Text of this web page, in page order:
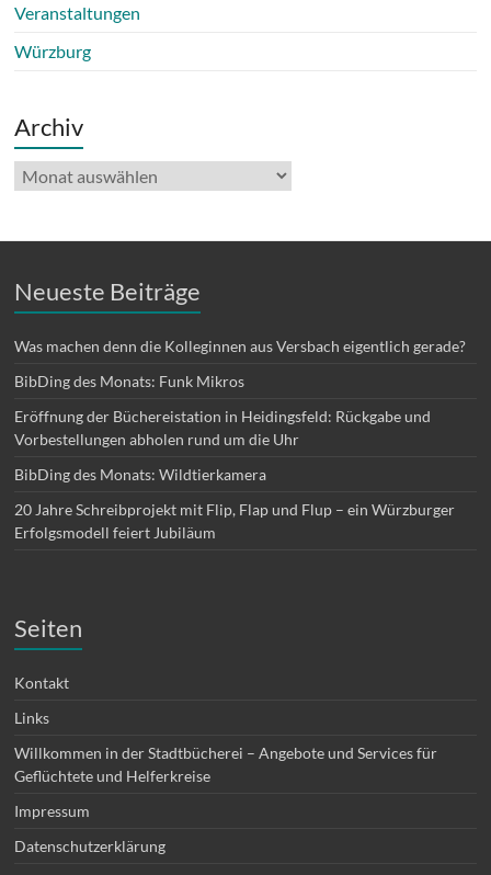
Veranstaltungen
Würzburg
Archiv
Archiv
Neueste Beiträge
Was machen denn die Kolleginnen aus Versbach eigentlich gerade?
BibDing des Monats: Funk Mikros
Eröffnung der Büchereistation in Heidingsfeld: Rückgabe und
Vorbestellungen abholen rund um die Uhr
BibDing des Monats: Wildtierkamera
20 Jahre Schreibprojekt mit Flip, Flap und Flup – ein Würzburger
Erfolgsmodell feiert Jubiläum
Seiten
Kontakt
Links
Willkommen in der Stadtbücherei – Angebote und Services für
Geflüchtete und Helferkreise
Impressum
Datenschutzerklärung